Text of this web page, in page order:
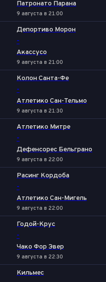
Патронато Парана
9 августа в 21:00
Депортиво Морон
-
Акассусо
9 августа в 21:00
Колон Санта-Фе
-
Атлетико Сан-Тельмо
9 августа в 21:30
Атлетико Митре
-
Дефенсорес Бельграно
9 августа в 22:00
Расинг Кордоба
-
Атлетико Сан-Мигель
9 августа в 22:00
Годой-Крус
-
Чако Фор Эвер
9 августа в 22:30
Кильмес